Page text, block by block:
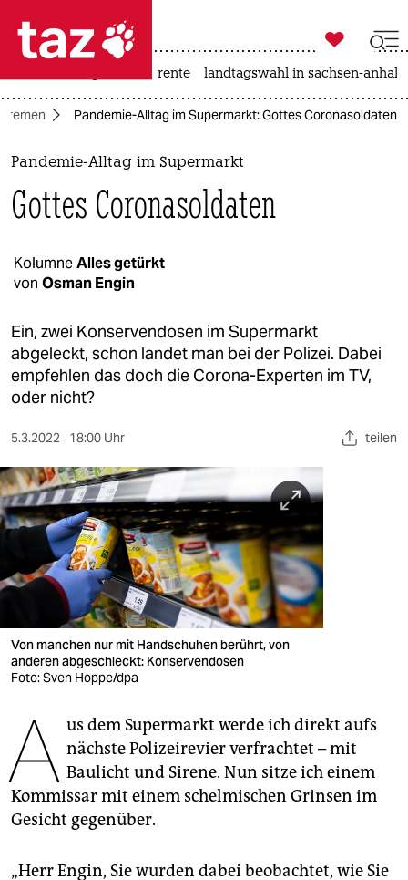
 taz zahl ich
taz zahl ich
themen
politik
gesellschaft
kultur
sport
berlin
nord
wahrheit
verlag
verlag
veranstaltungen
shop
fragen & hilfe
unterstützen
abo
genossenschaft
epaper login

taz zahl ich
rente landtagswahl in sachsen-anhalt
Bremen Pandemie-Alltag im Supermarkt: Gottes Coronasoldaten
Pandemie-Alltag im Supermarkt
Gottes Coronasoldaten
KolumneAlles getürkt
von Osman Engin
Ein, zwei Konservendosen im Supermarkt
abgeleckt, schon landet man bei der Polizei. Dabei
empfehlen das doch die Corona-Experten im TV,
oder nicht?
5.3.2022 18:00 Uhr teilen
Von manchen nur mit Handschuhen berührt, von
anderen abgeschleckt: Konservendosen
Foto: Sven Hoppe/dpa
A us dem Supermarkt werde ich direkt aufs
nächste Polizeirevier verfrachtet – mit
Baulicht und Sirene. Nun sitze ich einem
Kommissar mit einem schelmischen Grinsen im
Gesicht gegenüber.
„Herr Engin, Sie wurden dabei beobachtet, wie Sie